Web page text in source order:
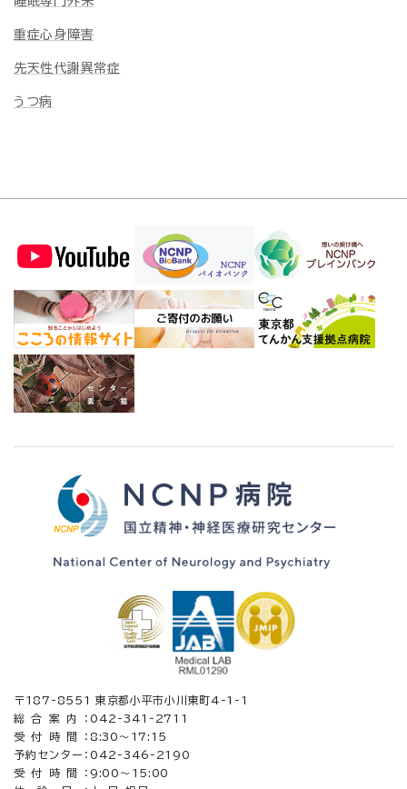
重症心身障害
先天性代謝異常症
うつ病
〒187-8551 東京都小平市小川東町4-1-1
総合案内： 042-341-2711
受付時間： 8:30〜17:15
予約センター： 042-346-2190
受付時間： 9:00～15:00